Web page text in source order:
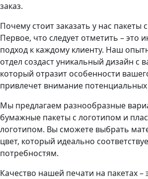
заказ.
Почему стоит заказать у нас пакеты
Первое, что следует отметить – это
подход к каждому клиенту. Наш
отдел создаст уникальный дизайн с
который отразит особенности
привлечет внимание потенциальных
Мы предлагаем разнообразные
бумажные пакеты с логотипом и
логотипом. Вы сможете выбрать
цвет, который идеально
потребностям.
Качество нашей печати на пакетах –